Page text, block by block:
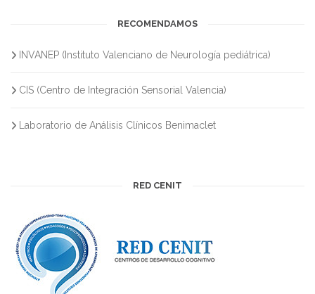
RECOMENDAMOS
INVANEP (Instituto Valenciano de Neurología pediátrica)
CIS (Centro de Integración Sensorial Valencia)
Laboratorio de Análisis Clínicos Benimaclet
RED CENIT